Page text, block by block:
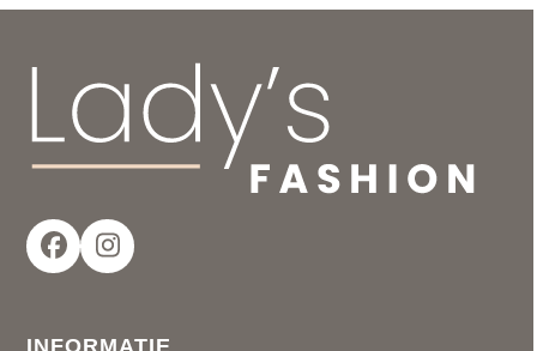
FacebookInstagram
INFORMATIE